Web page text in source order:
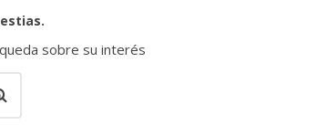
sobre su interés